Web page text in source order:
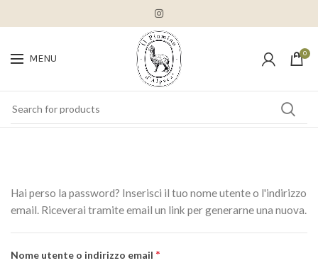
MENU 0
Hai perso la password? Inserisci il tuo nome utente o l'indirizzo
email. Riceverai tramite email un link per generarne una nuova.
Nome utente o indirizzo email *